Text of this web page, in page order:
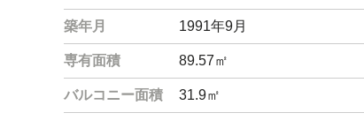
築年月 1991年9月
専有面積 89.57㎡
バルコニー面積 31.9㎡